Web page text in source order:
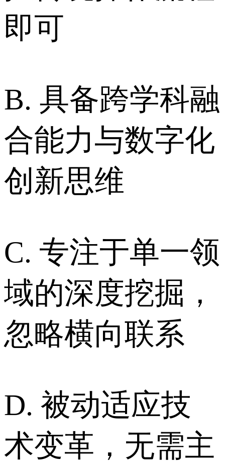
即可
B. 具备跨学科融
合能力与数字化
创新思维
C. 专注于单一领
域的深度挖掘，
忽略横向联系
D. 被动适应技
术变革，无需主